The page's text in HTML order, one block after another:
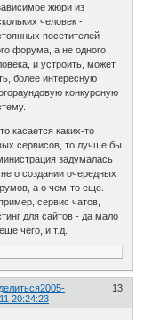
жюри из
человек -
посетителей
форума, а не одного
и устроить, может
более интересную
конкурсную
касается каких-то
сервисов, то лучше бы
задумалась
о создании очередных
а о чем-то еще.
сервис чатов,
для сайтов - да мало
чего, и т.д.
13
2005-
20:24:23